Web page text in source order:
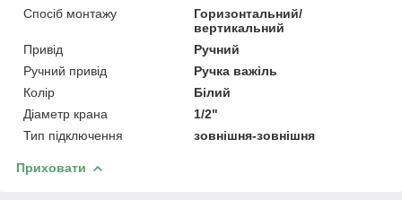
Спосіб монтажу
Горизонтальний/
вертикальний
Привід
Ручний
Ручний привід
Ручка важіль
Колір
Білий
Діаметр крана
1/2"
Тип підключення
зовнішня-зовнішня
Приховати